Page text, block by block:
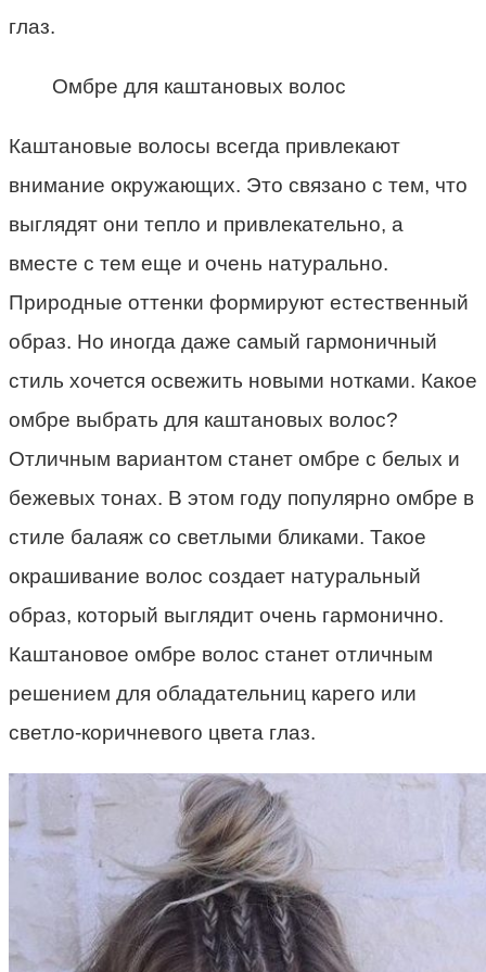
глаз.
Омбре для каштановых волос
Каштановые волосы всегда привлекают
внимание окружающих. Это связано с тем, что
выглядят они тепло и привлекательно, а
вместе с тем еще и очень натурально.
Природные оттенки формируют естественный
образ. Но иногда даже самый гармоничный
стиль хочется освежить новыми нотками. Какое
омбре выбрать для каштановых волос?
Отличным вариантом станет омбре с белых и
бежевых тонах. В этом году популярно омбре в
стиле балаяж со светлыми бликами. Такое
окрашивание волос создает натуральный
образ, который выглядит очень гармонично.
Каштановое омбре волос станет отличным
решением для обладательниц карего или
светло-коричневого цвета глаз.